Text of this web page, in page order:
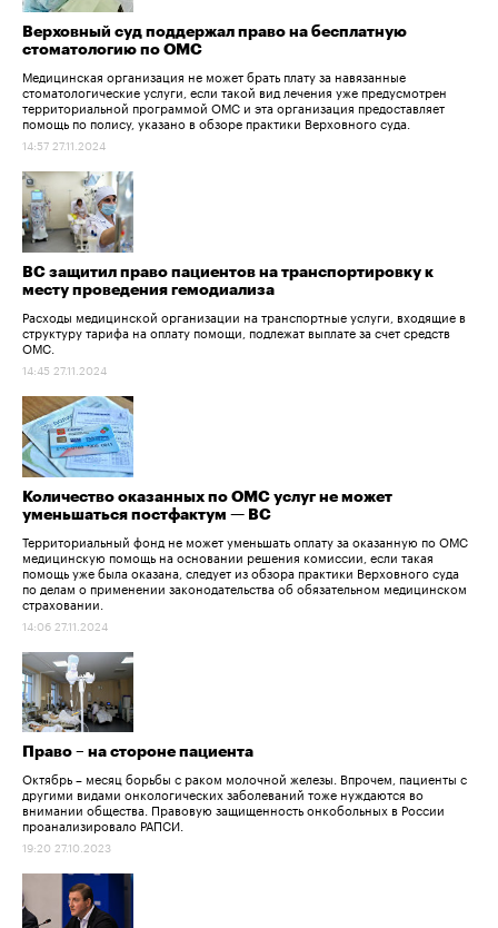
Верховный суд поддержал право на бесплатную
стоматологию по ОМС
Медицинская организация не может брать плату за навязанные
стоматологические услуги, если такой вид лечения уже предусмотрен
территориальной программой ОМС и эта организация предоставляет
помощь по полису, указано в обзоре практики Верховного суда.
14:57 27.11.2024
ВС защитил право пациентов на транспортировку к
месту проведения гемодиализа
Расходы медицинской организации на транспортные услуги, входящие в
структуру тарифа на оплату помощи, подлежат выплате за счет средств
ОМС.
14:45 27.11.2024
Количество оказанных по ОМС услуг не может
уменьшаться постфактум — ВС
Территориальный фонд не может уменьшать оплату за оказанную по ОМС
медицинскую помощь на основании решения комиссии, если такая
помощь уже была оказана, следует из обзора практики Верховного суда
по делам о применении законодательства об обязательном медицинском
страховании.
14:06 27.11.2024
Право – на стороне пациента
Октябрь – месяц борьбы с раком молочной железы. Впрочем, пациенты с
другими видами онкологических заболеваний тоже нуждаются во
внимании общества. Правовую защищенность онкобольных в России
проанализировало РАПСИ.
19:20 27.10.2023